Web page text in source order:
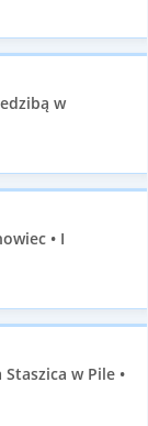
w
• I
w Pile •